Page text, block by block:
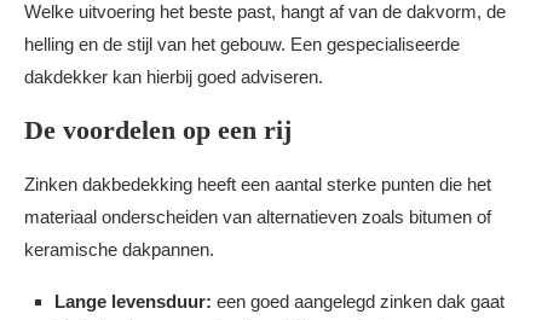
Welke uitvoering het beste past, hangt af van de dakvorm, de
helling en de stijl van het gebouw. Een gespecialiseerde
dakdekker kan hierbij goed adviseren.
De voordelen op een rij
Zinken dakbedekking heeft een aantal sterke punten die het
materiaal onderscheiden van alternatieven zoals bitumen of
keramische dakpannen.
Lange levensduur: een goed aangelegd zinken dak gaat